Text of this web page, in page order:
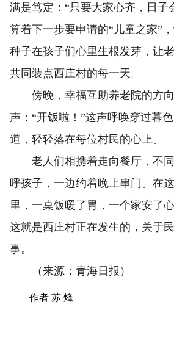
满是笃定：“只要大家心齐，日子
算着下一步要申请的“儿童之家”
种子在孩子们心里生根发芽，让
共同装点西庄村的每一天。
傍晚，幸福互助养老院的方向
声：“开饭啦！”这声呼唤穿过暮
道，轻轻落在每位村民的心上。
老人们相携着走向餐厅，不同
呼孩子，一边约着晚上串门。在
里，一桌饭暖了胃，一个家安了
这就是西庄村正在发生的，关于
事。
（来源：青海日报）
作者 苏 烽